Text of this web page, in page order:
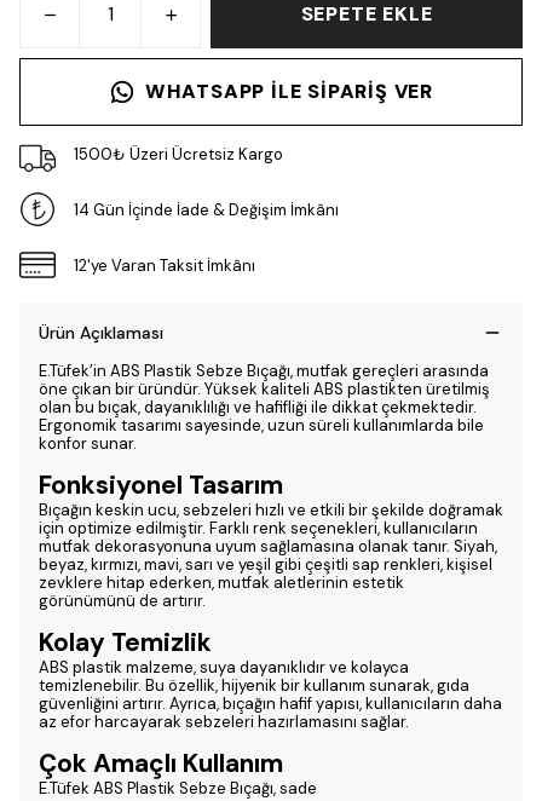
SEPETE EKLE
WHATSAPP ILE SIPARIŞ VER
1500₺ Üzeri Ücretsiz Kargo
14 Gün İçinde İade & Değişim İmkânı
12'ye Varan Taksit İmkânı
Ürün Açıklaması
E.Tüfek’in ABS Plastik Sebze Bıçağı, mutfak gereçleri arasında
öne çıkan bir üründür. Yüksek kaliteli ABS plastikten üretilmiş
olan bu bıçak, dayanıklılığı ve hafifliği ile dikkat çekmektedir.
Ergonomik tasarımı sayesinde, uzun süreli kullanımlarda bile
konfor sunar.
Fonksiyonel Tasarım
Bıçağın keskin ucu, sebzeleri hızlı ve etkili bir şekilde doğramak
için optimize edilmiştir. Farklı renk seçenekleri, kullanıcıların
mutfak dekorasyonuna uyum sağlamasına olanak tanır. Siyah,
beyaz, kırmızı, mavi, sarı ve yeşil gibi çeşitli sap renkleri, kişisel
zevklere hitap ederken, mutfak aletlerinin estetik
görünümünü de artırır.
Kolay Temizlik
ABS plastik malzeme, suya dayanıklıdır ve kolayca
temizlenebilir. Bu özellik, hijyenik bir kullanım sunarak, gıda
güvenliğini artırır. Ayrıca, bıçağın hafif yapısı, kullanıcıların daha
az efor harcayarak sebzeleri hazırlamasını sağlar.
Çok Amaçlı Kullanım
E.Tüfek ABS Plastik Sebze Bıçağı, sade